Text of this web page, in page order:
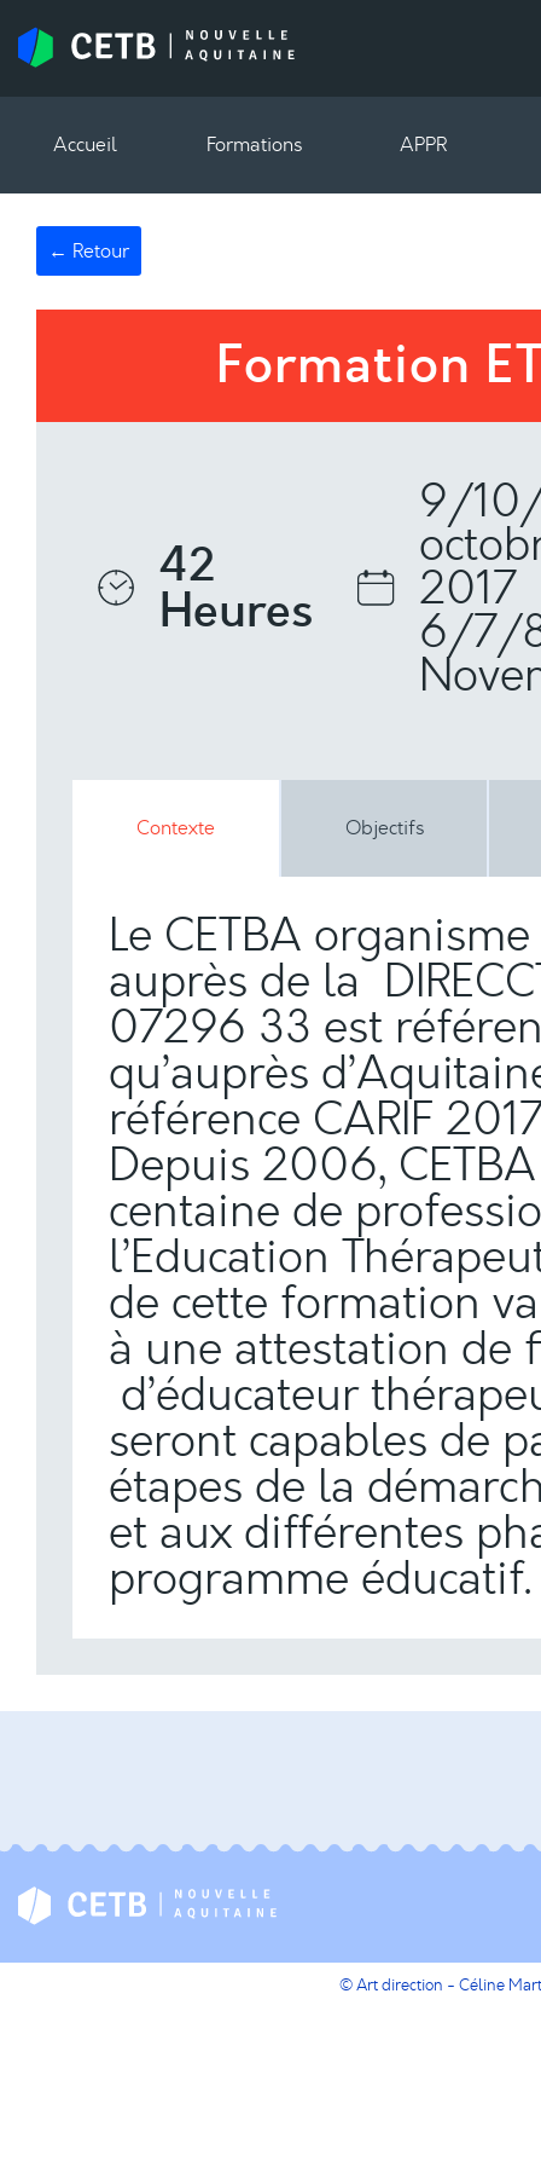
Accueil Formations APPR
← Retour
Formation
42
Heures
9/10/
2017
6/7/
Contexte Objectifs
Le CETBA
auprès de la
07296 33 est
qu’auprès
référence CARIF
Depuis 2006,
centaine de
l’Education
de cette formation
à une attestation de
d’éducateur
seront capables de
étapes de la
et aux différentes
programme éducatif.
© Art direction - Céline